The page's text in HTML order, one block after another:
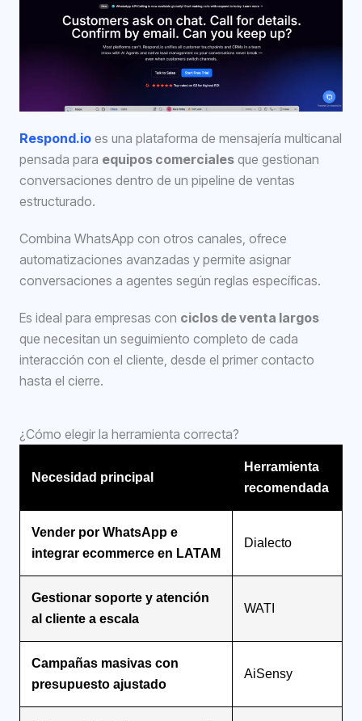
Respond.io es una plataforma de mensajería multicanal
pensada para equipos comerciales que gestionan
conversaciones dentro de un pipeline de ventas
estructurado.
Combina WhatsApp con otros canales, ofrece
automatizaciones avanzadas y permite asignar
conversaciones a agentes según reglas específicas.
Es ideal para empresas con ciclos de venta largos
que necesitan un seguimiento completo de cada
interacción con el cliente, desde el primer contacto
hasta el cierre.
¿Cómo elegir la herramienta correcta?
Necesidad principal
Herramienta
recomendada
Vender por WhatsApp e
integrar ecommerce en LATAM
Dialecto
Gestionar soporte y atención
al cliente a escala
WATI
Campañas masivas con
presupuesto ajustado
AiSensy